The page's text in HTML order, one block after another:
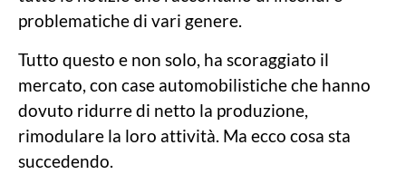
problematiche di vari genere.
Tutto questo e non solo, ha scoraggiato il
mercato, con case automobilistiche che hanno
dovuto ridurre di netto la produzione,
rimodulare la loro attività. Ma ecco cosa sta
succedendo.